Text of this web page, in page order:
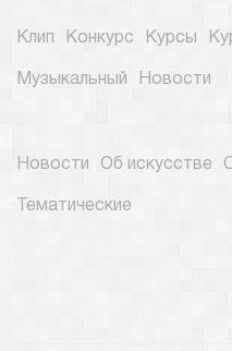
Клип Конкурс Курсы
Музыкальный Новости
Новости Об искусстве
Тематические